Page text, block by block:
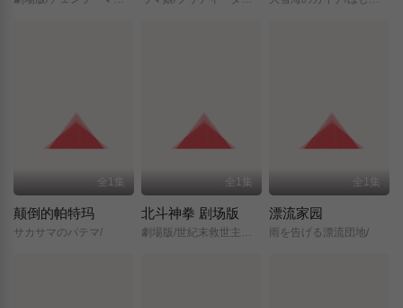
全1集
颠倒的帕特玛
サカサマのパテマ/
全1集
北斗神拳 剧场版
劇場版/世紀末救世主伝説/北斗の拳/
全1集
漂流家园
雨を告げる漂流団地/